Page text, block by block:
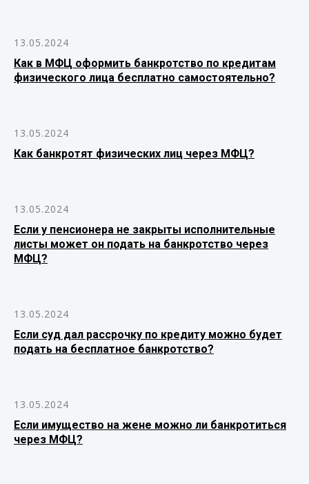
13.05.2024
Как в МФЦ оформить банкротство по кредитам
физического лица бесплатно самостоятельно?
13.05.2024
Как банкротят физических лиц через МФЦ?
13.05.2024
Если у пенсионера не закрыты исполнительные
листы может он подать на банкротство через
МФЦ?
13.05.2024
Если суд дал рассрочку по кредиту можно будет
подать на бесплатное банкротство?
13.05.2024
Если имущество на жене можно ли банкротиться
через МФЦ?